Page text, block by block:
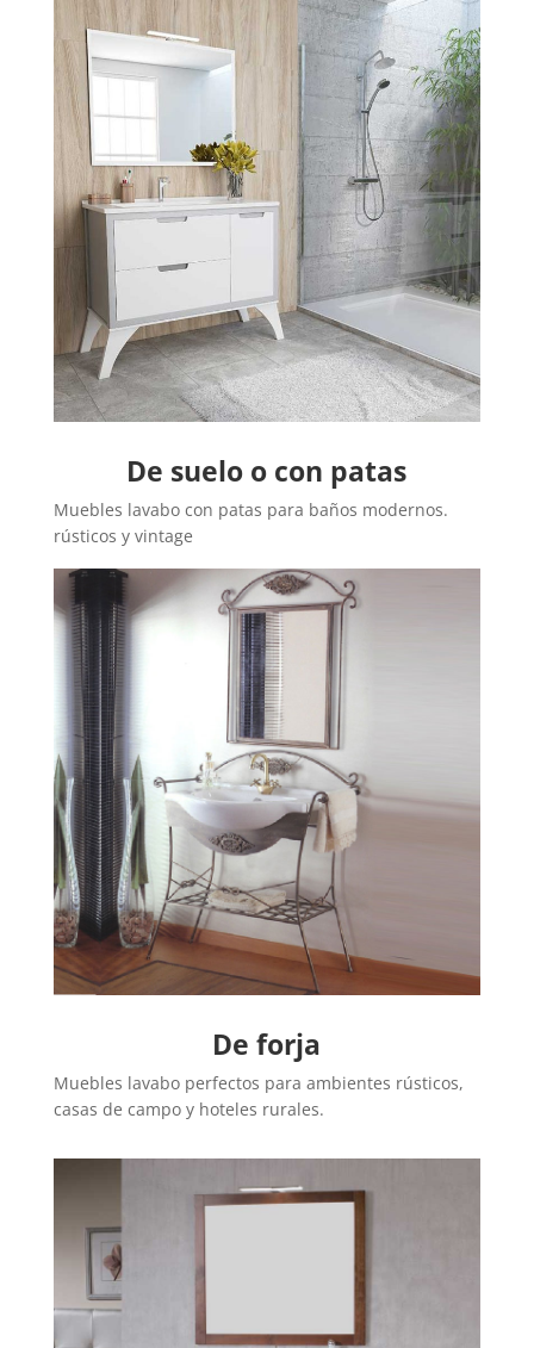
De suelo o con patas
Muebles lavabo con patas para baños modernos.
rústicos y vintage
De forja
Muebles lavabo perfectos para ambientes rústicos,
casas de campo y hoteles rurales.